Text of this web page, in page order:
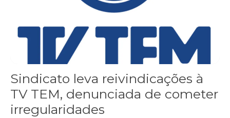
Sindicato leva reivindicações à
TV TEM, denunciada de cometer
irregularidades